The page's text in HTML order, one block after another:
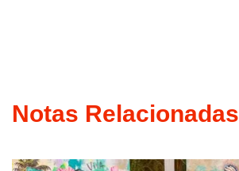
Notas Relacionadas